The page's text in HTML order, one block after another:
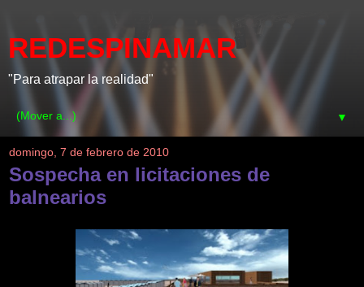
REDESPINAMAR
"Para atrapar la realidad"
▼
domingo, 7 de febrero de 2010
Sospecha en licitaciones de
balnearios